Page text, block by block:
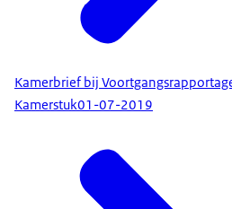
Kamerbrief bij
Kamerstuk01-07-2019